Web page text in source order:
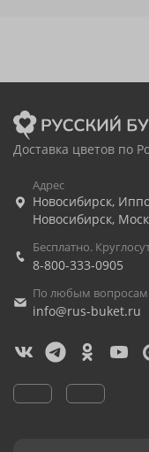
Доставка цветов по
Адрес
Новосибирск,
Новосибирск,
Бесплатно.
8-800-333-0905
По любым вопросам
info@rus-buket.ru